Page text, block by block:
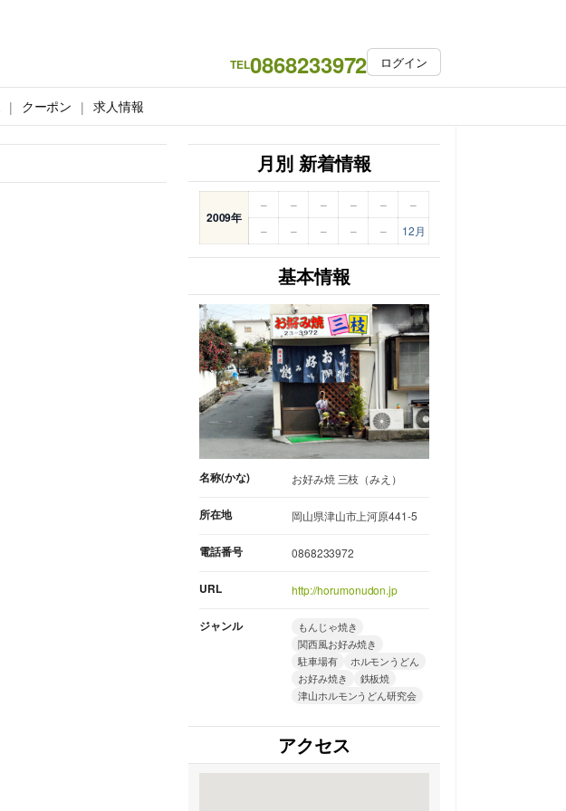
TEL0868233972 ログイン
クーポン 求人情報
月別 新着情報
2009年
– – – – –
–
–
– – – – 12月
基本情報
名称(かな) お好み焼 三枝（みえ）
所在地 岡山県津山市上河原441-5
電話番号 0868233972
URL http://horumonudon.jp
ジャンル
もんじゃ焼き
関西風お好み焼き
駐車場有
ホルモンうどん
お好み焼き
鉄板焼
津山ホルモンうどん研究会
アクセス